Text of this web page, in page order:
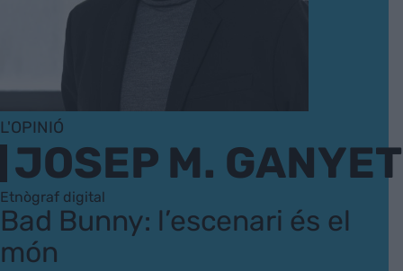
L'OPINIÓ
JOSEP M. GANYET
Etnògraf digital
Bad Bunny: l’escenari és el
món